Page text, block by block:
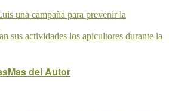
una campaña para prevenir la
sus actividades los apicultores durante la
Mas del Autor